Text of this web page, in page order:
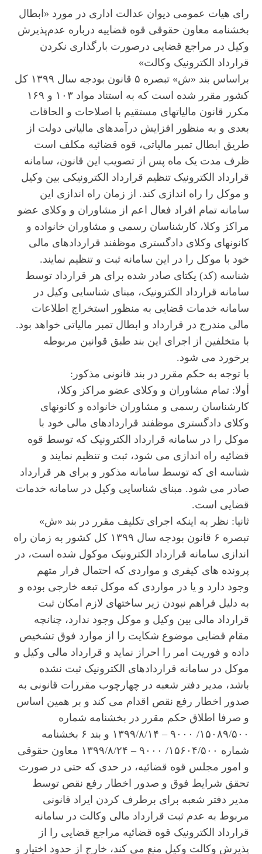
رای هیات عمومی دیوان عدالت اداری در مورد «ابطال
بخشنامه معاون حقوقی قوه قضاییه درباره عدم‌پذیرش
وکیل در مراجع قضایی درصورت بارگذاری نکردن
قرارداد الکترونیک وکالت»
براساس بند «ش» تبصره ۵ قانون بودجه سال ۱۳۹۹ کل
کشور مقرر شده است که به استناد مواد ۱۰۳ و ۱۶۹
مکرر قانون مالیاتهای مستقیم با اصلاحات و الحاقات
بعدی و به منظور افزایش درآمدهای مالیاتی دولت از
طریق ابطال تمبر مالیاتی، قوه قضائیه مکلف است
ظرف مدت یک ماه پس از تصویب این قانون، سامانه
قرارداد الکترونیک تنظیم قرارداد الکترونیکی بین وکیل
و موکل را راه اندازی کند. از زمان راه اندازی این
سامانه تمام افراد فعال اعم از مشاوران و وکلای عضو
مراکز وکلا، کارشناسان رسمی و مشاوران خانواده و
کانونهای وکلای دادگستری موظفند قراردادهای مالی
خود با موکل را در این سامانه ثبت و تنظیم نمایند.
شناسه (کد) یکتای صادر شده برای هر قرارداد توسط
سامانه قرارداد الکترونیک، مبنای شناسایی وکیل در
سامانه خدمات قضایی به منظور استخراج اطلاعات
مالی مندرج در قرارداد و ابطال تمبر مالیاتی خواهد بود.
با متخلفین از اجرای این بند طبق قوانین مربوطه
برخورد می شود.
با توجه به حکم مقرر در بند قانونی مذکور:
أولا: تمام مشاوران و وکلای عضو مراکز وکلا،
کارشناسان رسمی و مشاوران خانواده و کانونهای
وکلای دادگستری موظفند قراردادهای مالی خود با
موکل را در سامانه قرارداد الکترونیک که توسط قوه
قضائیه راه اندازی می شود، ثبت و تنظیم نمایند و
شناسه ای که توسط سامانه مذکور و برای هر قرارداد
صادر می شود. مبنای شناسایی وکیل در سامانه خدمات
قضایی است.
ثانیا: نظر به اینکه اجرای تکلیف مقرر در بند «ش»
تبصره ۶ قانون بودجه سال ۱۳۹۹ کل کشور به زمان راه
اندازی سامانه قرارداد الکترونیک موکول شده است، در
پرونده های کیفری و مواردی که احتمال فرار متهم
وجود دارد و یا در مواردی که موکل تبعه خارجی بوده و
به دلیل فراهم نبودن زیر ساختهای لازم امکان ثبت
قرارداد مالی بین وکیل و موکل وجود ندارد، چنانچه
مقام قضایی موضوع شکایت را از موارد فوق تشخیص
داده و فوریت امر را احراز نماید و قرارداد مالی وکیل و
موکل در سامانه قراردادهای الکترونیک ثبت نشده
باشد، مدیر دفتر شعبه در چهارچوب مقررات قانونی به
صدور اخطار رفع نقص اقدام می کند و بر همین اساس
و صرفا اطلاق حکم مقرر در بخشنامه شماره
۱۵۰۸۹/۵۰۰/ ۹۰۰۰ – ۱۳۹۹/۸/۱۴ و بند ۶ بخشنامه
شماره ۱۵۶۰۴/۵۰۰/ ۹۰۰۰ – ۱۳۹۹/۸/۲۴ معاون حقوقی
و امور مجلس قوه قضائیه، در حدی که حتی در صورت
تحقق شرایط فوق و صدور اخطار رفع نقص توسط
مدیر دفتر شعبه برای برطرف کردن ایراد قانونی
مربوط به عدم ثبت قرارداد مالی وکالت در سامانه
قرارداد الکترونیک قوه قضائیه مراجع قضایی را از
پذیرش وکالت وکیل منع می کند، خارج از حدود اختیار و